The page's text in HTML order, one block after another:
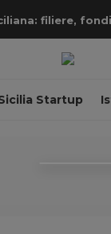
filiere,
Startup